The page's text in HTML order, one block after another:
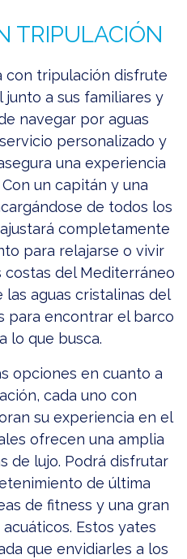
TRIPULACIÓN
con tripulación disfrute
junto a sus familiares y
navegar por aguas
personalizado y
una experiencia
un capitán y una
de todos los
completamente
para relajarse o vivir
costas del Mediterráneo
las aguas cristalinas del
para encontrar el barco
lo que busca.
opciones en cuanto a
cada uno con
su experiencia en el
ofrecen una amplia
de lujo. Podrá disfrutar
de última
de fitness y una gran
Estos yates
que envidiarles a los